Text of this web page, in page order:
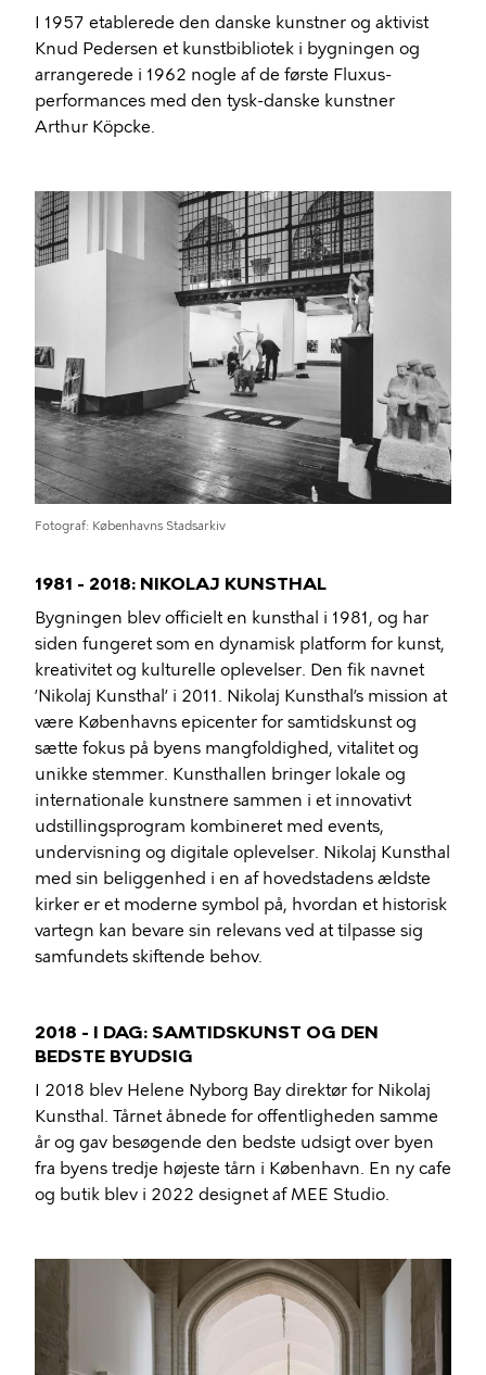
I 1957 etablerede den danske kunstner og aktivist
Knud Pedersen et kunstbibliotek i bygningen og
arrangerede i 1962 nogle af de første Fluxus-
performances med den tysk-danske kunstner
Arthur Köpcke.
Fotograf Københavns Stadsarkiv
1981 - 2018: NIKOLAJ KUNSTHAL
Bygningen blev officielt en kunsthal i 1981, og har
siden fungeret som en dynamisk platform for kunst,
kreativitet og kulturelle oplevelser. Den fik navnet
’Nikolaj Kunsthal’ i 2011. Nikolaj Kunsthal’s mission at
være Københavns epicenter for samtidskunst og
sætte fokus på byens mangfoldighed, vitalitet og
unikke stemmer. Kunsthallen bringer lokale og
internationale kunstnere sammen i et innovativt
udstillingsprogram kombineret med events,
undervisning og digitale oplevelser. Nikolaj Kunsthal
med sin beliggenhed i en af ​​hovedstadens ældste
kirker er et moderne symbol på, hvordan et historisk
vartegn kan bevare sin relevans ved at tilpasse sig
samfundets skiftende behov.
2018 - I DAG: SAMTIDSKUNST OG DEN
BEDSTE BYUDSIG
I 2018 blev Helene Nyborg Bay direktør for Nikolaj
Kunsthal. Tårnet åbnede for offentligheden samme
år og gav besøgende den bedste udsigt over byen
fra byens tredje højeste tårn i København. En ny cafe
og butik blev i 2022 designet af MEE Studio.